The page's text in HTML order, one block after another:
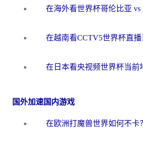
国外加速国内游戏